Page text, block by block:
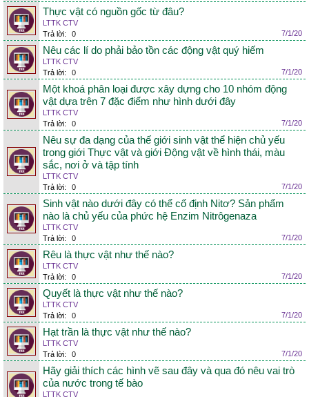
Thực vật có nguồn gốc từ đâu?
LTTK CTV
Trả lời:
0 7/1/20
Nêu các lí do phải bảo tồn các động vật quý hiếm
LTTK CTV
Trả lời:
0 7/1/20
Một khoá phân loại được xây dựng cho 10 nhóm động
vật dựa trên 7 đặc điểm như hình dưới đây
LTTK CTV
Trả lời:
0 7/1/20
Nêu sự đa dạng của thế giới sinh vật thể hiện chủ yếu
trong giới Thực vật và giới Động vật về hình thái, màu
sắc, nơi ở và tập tính
LTTK CTV
Trả lời:
0 7/1/20
Sinh vật nào dưới đây có thể cố định Nitơ? Sản phẩm
nào là chủ yếu của phức hệ Enzim Nitrôgenaza
LTTK CTV
Trả lời:
0 7/1/20
Rêu là thực vật như thế nào?
LTTK CTV
Trả lời:
0 7/1/20
Quyết là thực vật như thế nào?
LTTK CTV
Trả lời:
0 7/1/20
Hạt trần là thực vật như thế nào?
LTTK CTV
Trả lời:
0 7/1/20
Hãy giải thích các hình vẽ sau đây và qua đó nêu vai trò
của nước trong tế bào
LTTK CTV